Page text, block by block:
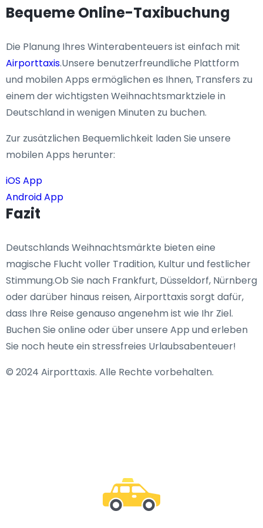
Bequeme Online-Taxibuchung
Die Planung Ihres Winterabenteuers ist einfach mit
Airporttaxis.Unsere benutzerfreundliche Plattform
und mobilen Apps ermöglichen es Ihnen, Transfers zu
einem der wichtigsten Weihnachtsmarktziele in
Deutschland in wenigen Minuten zu buchen.
Zur zusätzlichen Bequemlichkeit laden Sie unsere
mobilen Apps herunter:
iOS App
Android App
Fazit
Deutschlands Weihnachtsmärkte bieten eine
magische Flucht voller Tradition, Kultur und festlicher
Stimmung.Ob Sie nach Frankfurt, Düsseldorf, Nürnberg
oder darüber hinaus reisen, Airporttaxis sorgt dafür,
dass Ihre Reise genauso angenehm ist wie Ihr Ziel.
Buchen Sie online oder über unsere App und erleben
Sie noch heute ein stressfreies Urlaubsabenteuer!
© 2024 Airporttaxis. Alle Rechte vorbehalten.